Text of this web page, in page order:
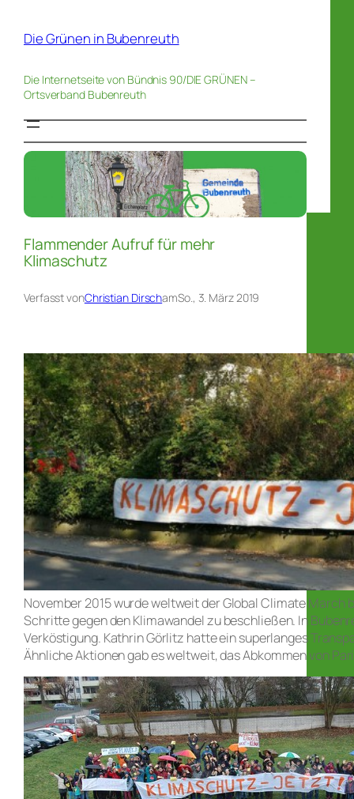
Die Grünen in Bubenreuth
Die Internetseite von Bündnis 90/DIE GRÜNEN –
Ortsverband Bubenreuth
Flammender Aufruf für mehr
Klimaschutz
Verfasst vonChristian DirschamSo., 3. März 2019
November 2015 wurde weltweit der Global Climate
Schritte gegen den Klimawandel zu beschließen. In
Verköstigung. Kathrin Görlitz hatte ein superlanges
Ähnliche Aktionen gab es weltweit, das Abkommen von